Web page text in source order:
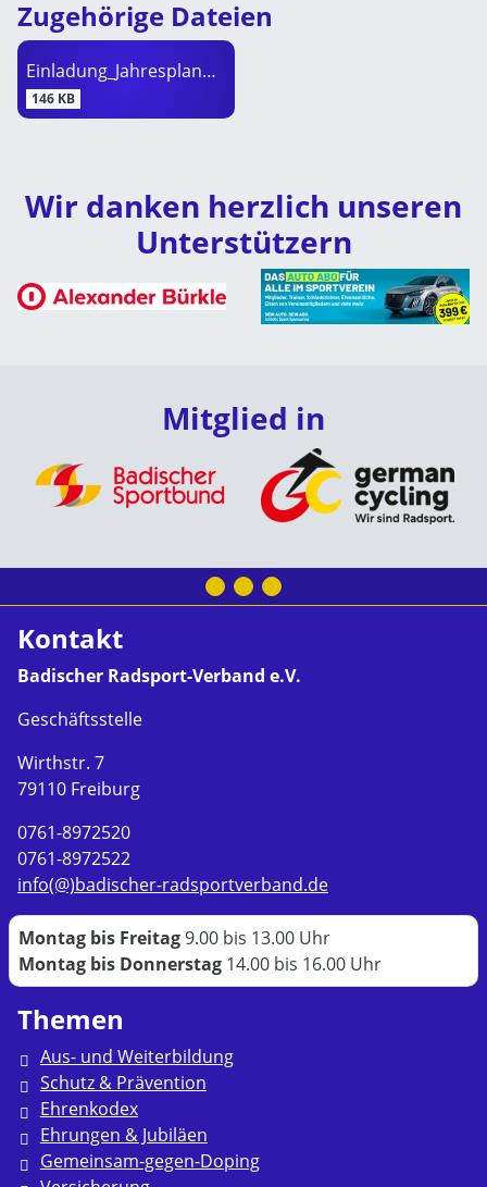
Zugehörige Dateien
Einladung_Jahresplanung_2025.pdf
146 KB
Wir danken herzlich unseren
Unterstützern
Mitglied in
Kontakt
Badischer Radsport-Verband e.V.
Geschäftsstelle
Wirthstr. 7
79110 Freiburg
0761-8972520
0761-8972522
info(@)badischer-radsportverband.de
Montag bis Freitag9.00 bis 13.00 Uhr
Montag bis Donnerstag 14.00 bis 16.00 Uhr
Themen
Aus- und Weiterbildung
Schutz & Prävention
Ehrenkodex
Ehrungen & Jubiläen
Gemeinsam-gegen-Doping